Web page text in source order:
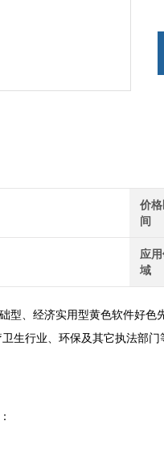
价
间
应
域
型、经济实用型黄色软件好
卫生行业、环保及其它执法部门等